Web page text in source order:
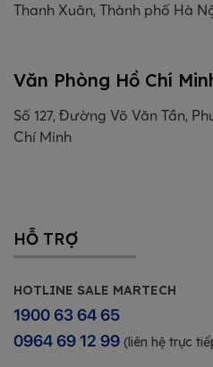
Thanh Xuân, Thành phố Hà
Văn Phòng Hồ Chí
Số 127, Đường Võ Văn Tần,
Chí Minh
HỖ TRỢ
HOTLINE SALE MARTECH
1900 63 64 65
0964 69 12 99 (liên hệ trực